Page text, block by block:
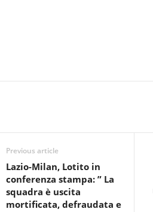
Previous article
Lazio-Milan, Lotito in
conferenza stampa: ” La
squadra è uscita
mortificata, defraudata e